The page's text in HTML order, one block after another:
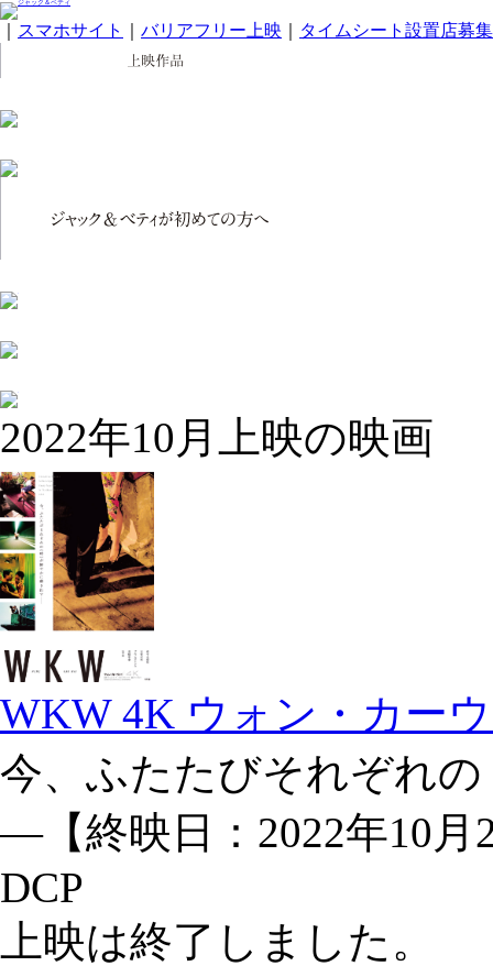
スマホサイト バリアフリー上映 タイムシート設置店募集
2022年10月上映の映画
WKW 4K ウォン・カー
今、ふたたびそれぞれ
―【終映日：2022年10月
DCP
上映は終了しました。